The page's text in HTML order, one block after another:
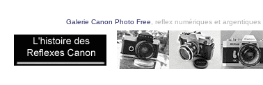
Galerie Canon Photo Free , reflex numériques et argentiques